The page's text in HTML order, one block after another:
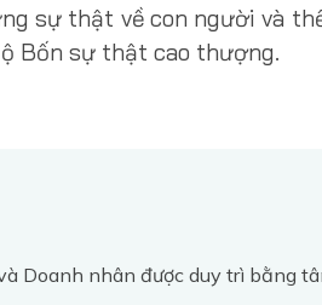
sự thật về con người và
Bốn sự thật cao thượng.
Doanh nhân được duy trì bằng